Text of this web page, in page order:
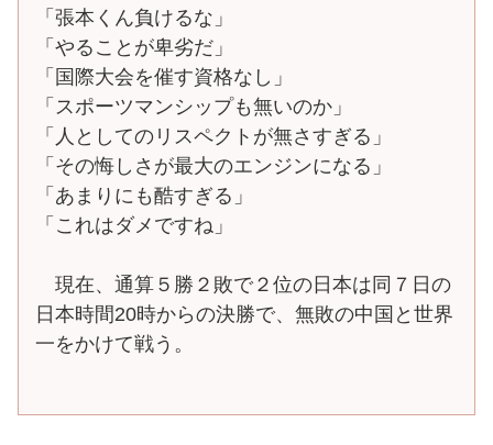
「張本くん負けるな」
「やることが卑劣だ」
「国際大会を催す資格なし」
「スポーツマンシップも無いのか」
「人としてのリスペクトが無さすぎる」
「その悔しさが最大のエンジンになる」
「あまりにも酷すぎる」
「これはダメですね」
現在、通算５勝２敗で２位の日本は同７日の
日本時間20時からの決勝で、無敗の中国と世界
一をかけて戦う。